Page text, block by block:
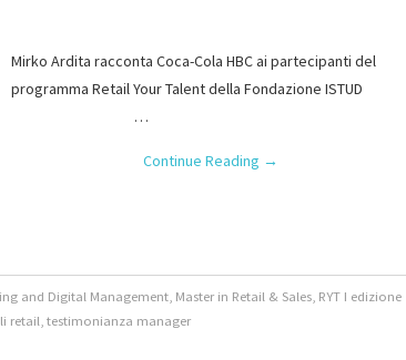
Mirko Ardita racconta Coca-Cola HBC ai partecipanti del
programma Retail Your Talent della Fondazione ISTUD
…
Continue Reading →
and Digital Management, Master in Retail & Sales, RYT I edizione
retail,testimonianza manager